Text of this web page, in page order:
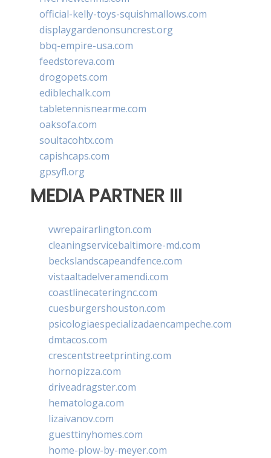
official-kelly-toys-squishmallows.com
displaygardenonsuncrest.org
bbq-empire-usa.com
feedstoreva.com
drogopets.com
ediblechalk.com
tabletennisnearme.com
oaksofa.com
soultacohtx.com
capishcaps.com
gpsyfl.org
MEDIA PARTNER III
vwrepairarlington.com
cleaningservicebaltimore-md.com
beckslandscapeandfence.com
vistaaltadelveramendi.com
coastlinecateringnc.com
cuesburgershouston.com
psicologiaespecializadaencampeche.com
dmtacos.com
crescentstreetprinting.com
hornopizza.com
driveadragster.com
hematologa.com
lizaivanov.com
guesttinyhomes.com
home-plow-by-meyer.com